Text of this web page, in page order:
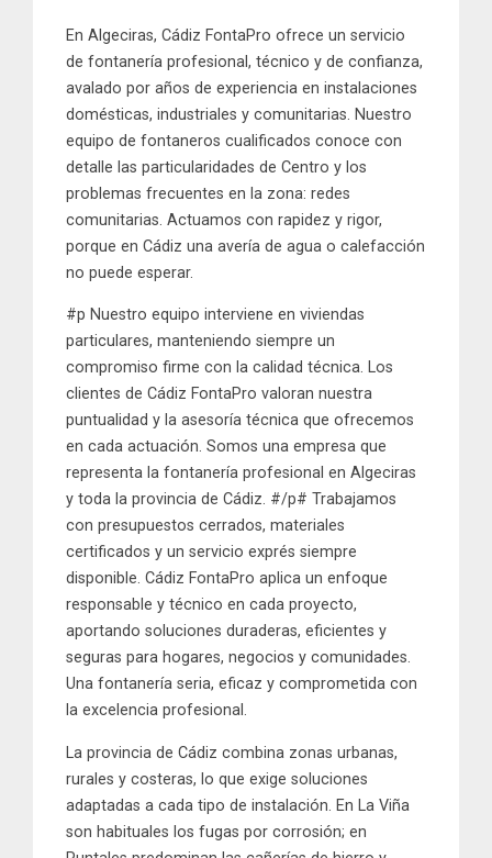
En Algeciras, Cádiz FontaPro ofrece un servicio
de fontanería profesional, técnico y de confianza,
avalado por años de experiencia en instalaciones
domésticas, industriales y comunitarias. Nuestro
equipo de fontaneros cualificados conoce con
detalle las particularidades de Centro y los
problemas frecuentes en la zona: redes
comunitarias. Actuamos con rapidez y rigor,
porque en Cádiz una avería de agua o calefacción
no puede esperar.
#p Nuestro equipo interviene en viviendas
particulares, manteniendo siempre un
compromiso firme con la calidad técnica. Los
clientes de Cádiz FontaPro valoran nuestra
puntualidad y la asesoría técnica que ofrecemos
en cada actuación. Somos una empresa que
representa la fontanería profesional en Algeciras
y toda la provincia de Cádiz. #/p# Trabajamos
con presupuestos cerrados, materiales
certificados y un servicio exprés siempre
disponible. Cádiz FontaPro aplica un enfoque
responsable y técnico en cada proyecto,
aportando soluciones duraderas, eficientes y
seguras para hogares, negocios y comunidades.
Una fontanería seria, eficaz y comprometida con
la excelencia profesional .
La provincia de Cádiz combina zonas urbanas,
rurales y costeras, lo que exige soluciones
adaptadas a cada tipo de instalación. En La Viña
son habituales los fugas por corrosión; en